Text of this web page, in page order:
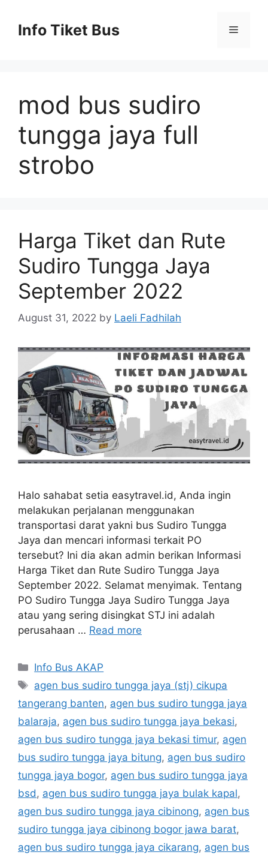
contentInfo Tiket Bus Menu
mod bus sudiro
tungga jaya full
strobo
Harga Tiket dan Rute
Sudiro Tungga Jaya
September 2022
August 31, 2022 by Laeli Fadhilah
Halo sahabat setia easytravel.id, Anda ingin
melakukan perjalanan menggunakan
transportasi darat yakni bus Sudiro Tungga
Jaya dan mencari informasi terkait PO
tersebut? Ini dia akan admin berikan Informasi
Harga Tiket dan Rute Sudiro Tungga Jaya
September 2022. Selamat menyimak. Tentang
PO Sudiro Tungga Jaya Sudiro Tungga Jaya
atau yang sering disingkat STJ ini adalah
perusahaan … Read more
Categories
Info Bus AKAP
Tags
agen bus sudiro tungga jaya (stj) cikupa
tangerang banten, agen bus sudiro tungga jaya
balaraja, agen bus sudiro tungga jaya bekasi,
agen bus sudiro tungga jaya bekasi timur, agen
bus sudiro tungga jaya bitung, agen bus sudiro
tungga jaya bogor, agen bus sudiro tungga jaya
bsd , agen bus sudiro tungga jaya bulak kapal,
agen bus sudiro tungga jaya cibinong, agen bus
sudiro tungga jaya cibinong bogor jawa barat,
agen bus sudiro tungga jaya cikarang, agen bus